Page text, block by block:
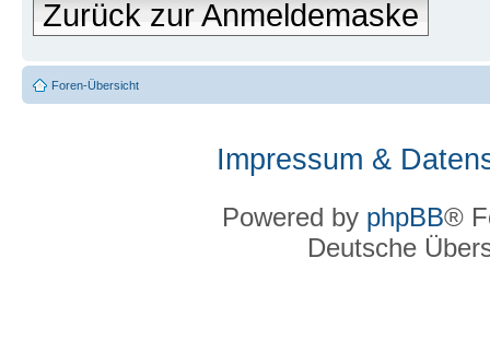
Zurück zur Anmeldemaske
Foren-Übersicht
Impressum &
Powered by phpBB®
Deutsche